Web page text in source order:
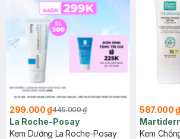
299.000 ₫445.000 ₫
La Roche-Posay
Kem Dưỡng La Roche-Posay
587.000 ₫
Kem